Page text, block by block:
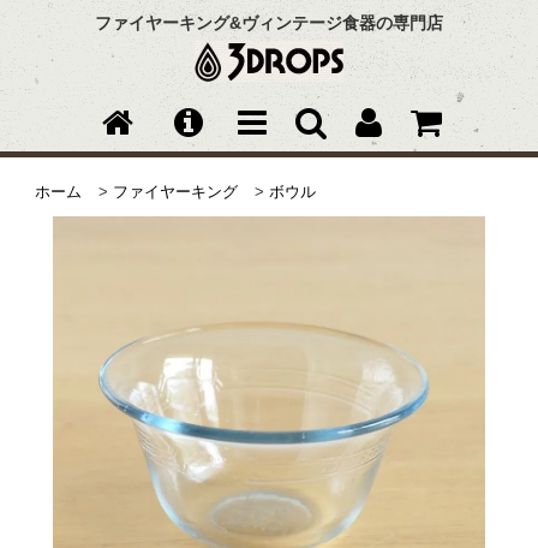
ファイヤーキング&ヴィンテージ食器の専門店
ホーム > ファイヤーキング >ボウル